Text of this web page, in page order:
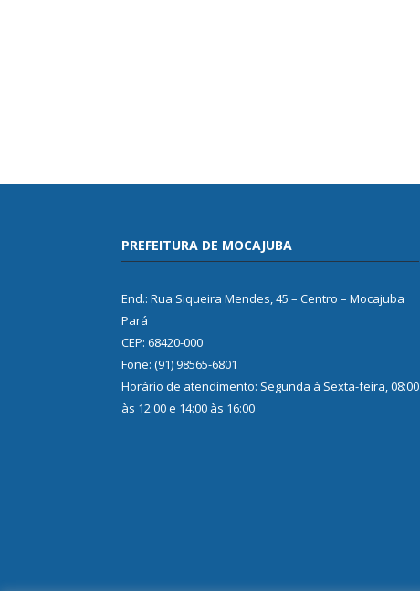
PREFEITURA DE MOCAJUBA
End.: Rua Siqueira Mendes, 45 – Centro – Mocajuba
Pará
CEP: 68420-000
Fone: (91) 98565-6801
Horário de atendimento: Segunda à Sexta-feira, 08:00
às 12:00 e 14:00 às 16:00